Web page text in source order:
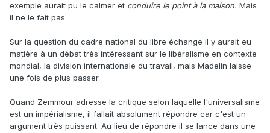
exemple aurait pu le calmer et conduire le point à la maison. Mais
il ne le fait pas.
Sur la question du cadre national du libre échange il y aurait eu
matière à un débat très intéressant sur le libéralisme en contexte
mondial, la division internationale du travail, mais Madelin laisse
une fois de plus passer.
Quand Zemmour adresse la critique selon laquelle l'universalisme
est un impérialisme, il fallait absolument répondre car c'est un
argument très puissant. Au lieu de répondre il se lance dans une